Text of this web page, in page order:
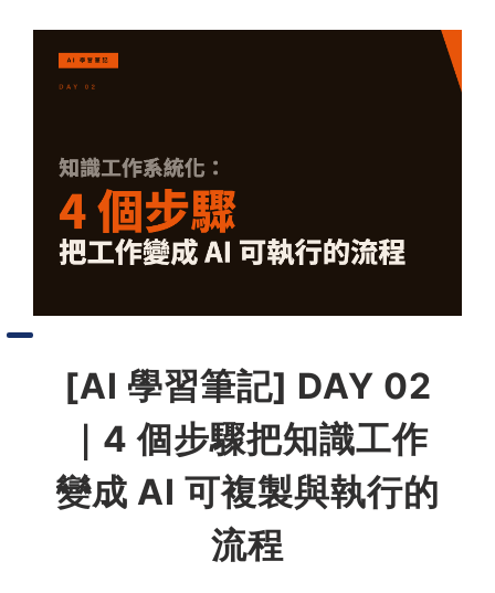
AI 職場應用｜ChatGPT 進階
使用思維
AI 職場應用｜上班族的 AI 學
習術
AI 職場應用｜NotebookLM
職場思維與工作術｜圖解問題
分析與解決 x AI 視覺化實戰
[AI 學習筆記] DAY 02
｜4 個步驟把知識工作
變成 AI 可複製與執行的
流程